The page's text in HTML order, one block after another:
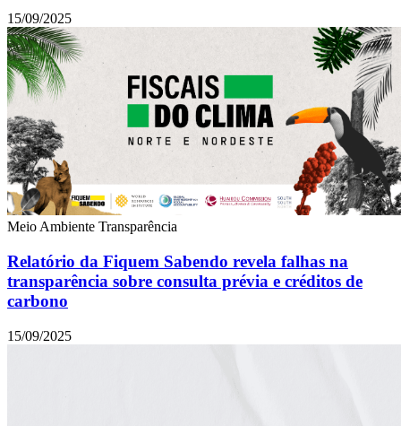
15/09/2025
Meio Ambiente Transparência
Relatório da Fiquem Sabendo revela falhas na
transparência sobre consulta prévia e créditos de
carbono
15/09/2025